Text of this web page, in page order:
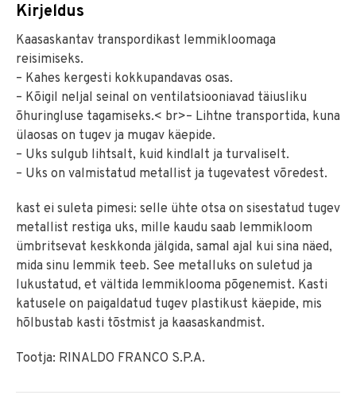
Kirjeldus
Kaasaskantav transpordikast lemmikloomaga
reisimiseks.
– Kahes kergesti kokkupandavas osas.
– Kõigil neljal seinal on ventilatsiooniavad täiusliku
õhuringluse tagamiseks.< br>– Lihtne transportida, kuna
ülaosas on tugev ja mugav käepide.
– Uks sulgub lihtsalt, kuid kindlalt ja turvaliselt.
– Uks on valmistatud metallist ja tugevatest võredest.
kast ei suleta pimesi: selle ühte otsa on sisestatud tugev
metallist restiga uks, mille kaudu saab lemmikloom
ümbritsevat keskkonda jälgida, samal ajal kui sina näed,
mida sinu lemmik teeb. See metalluks on suletud ja
lukustatud, et vältida lemmiklooma põgenemist. Kasti
katusele on paigaldatud tugev plastikust käepide, mis
hõlbustab kasti tõstmist ja kaasaskandmist.
Tootja: RINALDO FRANCO S.P.A.